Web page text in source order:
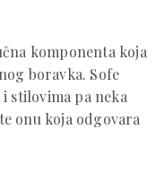
komponenta koja
boravka. Sofe
stilovima pa neka
onu koja odgovara